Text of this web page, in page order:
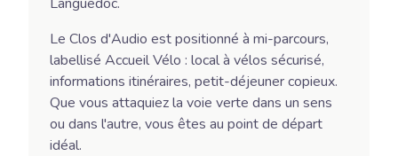
Le Clos d'Audio est positionné à mi-parcours,
labellisé Accueil Vélo : local à vélos sécurisé,
informations itinéraires, petit-déjeuner copieux.
Que vous attaquiez la voie verte dans un sens
ou dans l'autre, vous êtes au point de départ
idéal.